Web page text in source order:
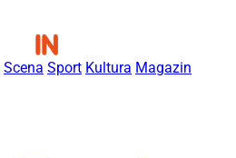
Scena Sport Kultura Magazin